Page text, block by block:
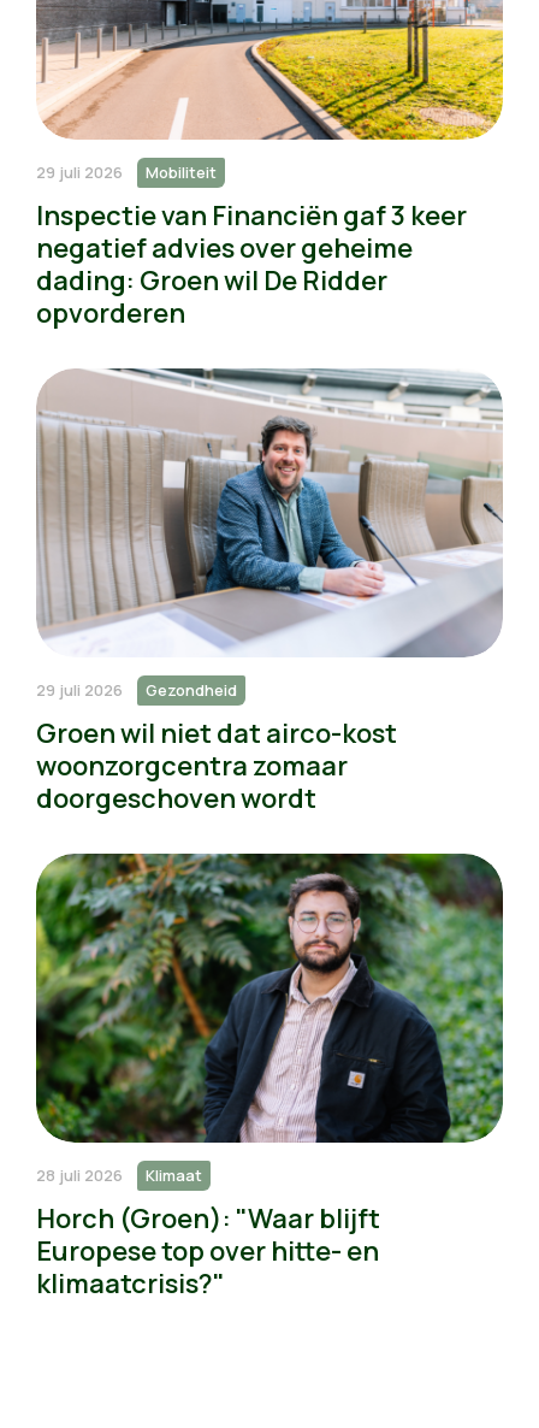
29 juli 2026 Mobiliteit
Inspectie van Financiën gaf 3 keer
negatief advies over geheime
dading: Groen wil De Ridder
opvorderen
29 juli 2026 Gezondheid
Groen wil niet dat airco-kost
woonzorgcentra zomaar
doorgeschoven wordt
28 juli 2026 Klimaat
Horch (Groen): "Waar blijft
Europese top over hitte- en
klimaatcrisis?"